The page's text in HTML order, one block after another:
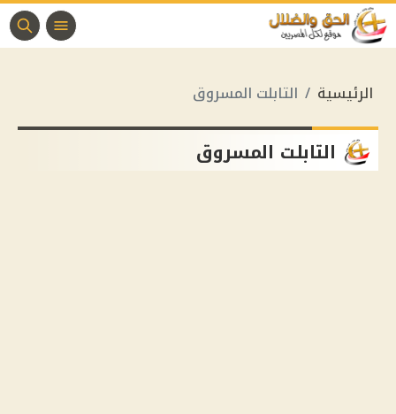
الرئيسية التابلت المسروق
التابلت المسروق